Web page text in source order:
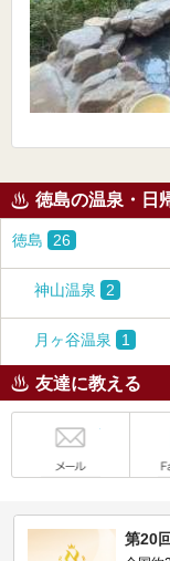
徳島の温泉・日
徳島 26
神山温泉 2
月ヶ谷温泉 1
友達に教える
第20